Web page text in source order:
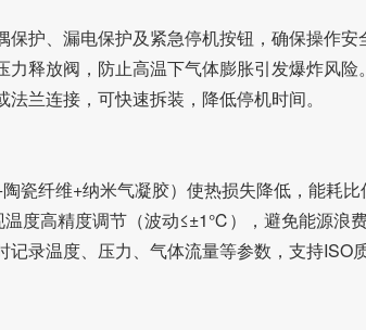
护、漏电保护及紧急停机按钮，确保操作安
释放阀，防止高温下气体膨胀引发爆炸风险。
兰连接，可快速拆装，降低停机时间。
瓷纤维+纳米气凝胶）使热损失降低，能耗比
度高精度调节（波动≤±1℃），避免能源浪费
录温度、压力、气体流量等参数，支持